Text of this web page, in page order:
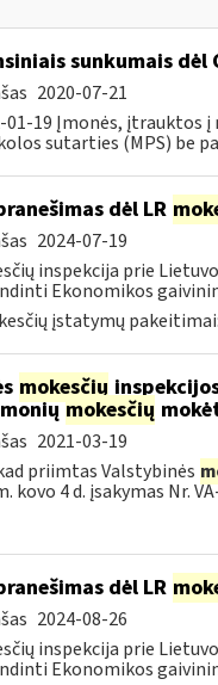
sunkumais
2020-07-21
19 Įmonės, įtrauktos į
sutarties (MPS) be
dėl LR
2024-07-19
inspekcija prie
Ekonomikos
įstatymų pakeitimai:
mokesčių
mokesčių
2021-03-19
priimtas Valstybinės
kovo 4 d. įsakymas Nr.
dėl LR
2024-08-26
inspekcija prie
Ekonomikos